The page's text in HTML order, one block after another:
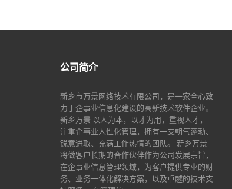
公司简介
新乡市万景网络技术有限公司，是一家全心致
力于企事业信息化建设的高新技术软件企业。
新乡万景 以人为本，以才为用，重视人才，
注重企事业人性化管理，拥有一支朝气蓬勃、
锐意进取、充满工作热情的团队。 新乡万景
将做客户长期的合作伙伴作为公司发展宗旨，
在企事业信息管理领域，为客户提供专业的财
务、业务一体化解决方案，以及卓越的技术支